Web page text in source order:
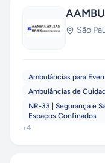
São
Ambulâncias para
Ambulâncias de
NR-33 | Segurança e
Espaços Confinados
+4